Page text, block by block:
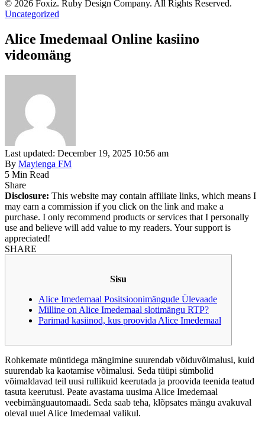
© 2026 Foxiz. Ruby Design Company. All Rights Reserved.
Uncategorized
Alice Imedemaal Online kasiino
videomäng
Last updated: December 19, 2025 10:56 am
By Mayienga FM
5 Min Read
Share
Disclosure: This website may contain affiliate links, which means I
may earn a commission if you click on the link and make a
purchase. I only recommend products or services that I personally
use and believe will add value to my readers. Your support is
appreciated!
SHARE
Sisu
Alice Imedemaal Positsioonimängude Ülevaade
Milline on Alice Imedemaal slotimängu RTP?
Parimad kasiinod, kus proovida Alice Imedemaal
Rohkemate müntidega mängimine suurendab võiduvõimalusi, kuid
suurendab ka kaotamise võimalusi. Seda tüüpi sümbolid
võimaldavad teil uusi rullikuid keerutada ja proovida teenida teatud
tasuta keerutusi. Peate avastama uusima Alice Imedemaal
veebimänguautomaadi. Seda saab teha, klõpsates mängu avakuval
oleval uuel Alice Imedemaal valikul.